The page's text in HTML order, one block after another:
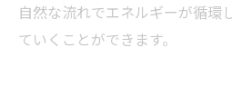
自然な流れでエネルギーが循環
ていくことができます。